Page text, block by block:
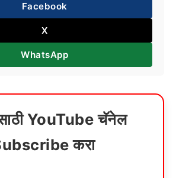
Facebook
X
WhatsApp
YouTube चॅनेल
करा